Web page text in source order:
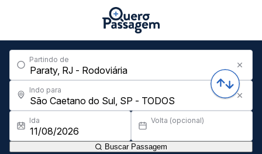
Partindo de
Indo para
Ida Volta (opcional)
Buscar Passagem